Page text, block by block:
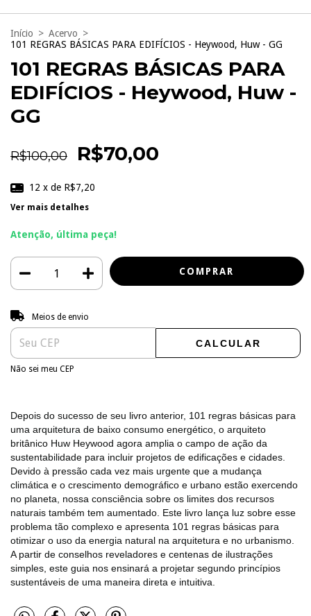
Início > Acervo >
101 REGRAS BÁSICAS PARA EDIFÍCIOS - Heywood, Huw - GG
101 REGRAS BÁSICAS PARA
EDIFÍCIOS - Heywood, Huw -
GG
R$100,00 R$70,00
12 x de R$7,20
Ver mais detalhes
Atenção, última peça!
Entregas para o CEP:
Meios de envio
CALCULAR
Não sei meu CEP
Depois do sucesso de seu livro anterior, 101 regras básicas para
uma arquitetura de baixo consumo energético, o arquiteto
britânico Huw Heywood agora amplia o campo de ação da
sustentabilidade para incluir projetos de edificações e cidades.
Devido à pressão cada vez mais urgente que a mudança
climática e o crescimento demográfico e urbano estão exercendo
no planeta, nossa consciência sobre os limites dos recursos
naturais também tem aumentado. Este livro lança luz sobre esse
problema tão complexo e apresenta 101 regras básicas para
otimizar o uso da energia natural na arquitetura e no urbanismo.
A partir de conselhos reveladores e centenas de ilustrações
simples, este guia nos ensinará a projetar segundo princípios
sustentáveis de uma maneira direta e intuitiva.